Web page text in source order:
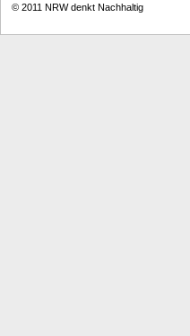
© 2011 NRW denkt Nachhaltig